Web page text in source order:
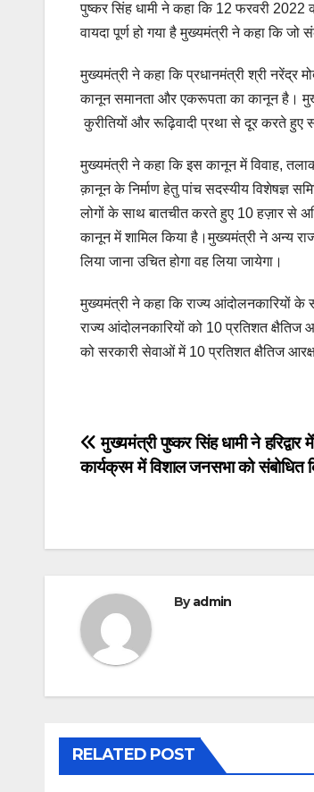
पुष्कर सिंह धामी ने कहा कि 12 फरवरी
वायदा पूर्ण हो गया है मुख्यमंत्री ने कहा कि
मुख्यमंत्री ने कहा कि प्रधानमंत्री श्री नरेंद्र
कानून समानता और एकरूपता का कानून है।
कुरीतियों और रूढ़िवादी प्रथा से दूर करते हुए
मुख्यमंत्री ने कहा कि इस कानून में विवाह,
क़ानून के निर्माण हेतु पांच सदस्यीय विशेषज्ञ
लोगों के साथ बातचीत करते हुए 10 हज़ार से
कानून में शामिल किया है।मुख्यमंत्री ने अन्य
लिया जाना उचित होगा वह लिया जायेगा।
मुख्यमंत्री ने कहा कि राज्य आंदोलनकारियों के
राज्य आंदोलनकारियों को 10 प्रतिशत क्षैतिज
को सरकारी सेवाओं में 10 प्रतिशत क्षैतिज
Post
navigation
मुख्यमंत्री पुष्कर सिंह धामी ने हरिद्वार
कार्यक्रम में विशाल जनसभा को संबोधित
Byadmin
RELATED POST